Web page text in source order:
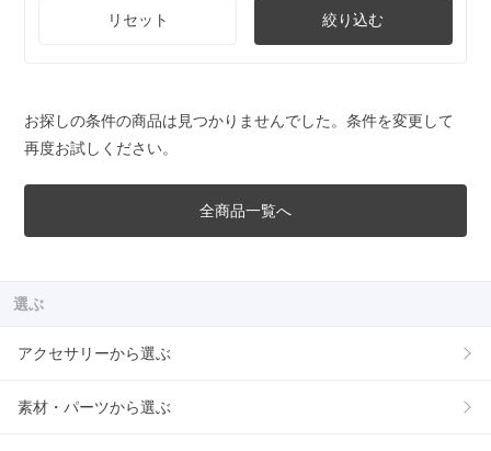
リセット 絞り込む
お探しの条件の商品は見つかりませんでした。条件を変更して
再度お試しください。
全商品一覧へ
選ぶ
アクセサリーから選ぶ
素材・パーツから選ぶ